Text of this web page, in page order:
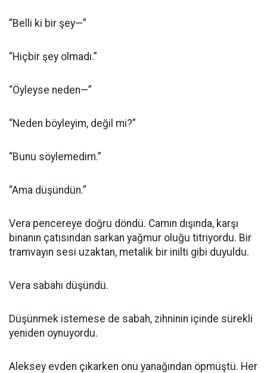
“Belli ki bir şey—”
“Hiçbir şey olmadı.”
“Öyleyse neden—”
“Neden böyleyim, değil mi?”
“Bunu söylemedim.”
“Ama düşündün.”
Vera pencereye doğru döndü. Camın dışında, karşı
binanın çatısından sarkan yağmur oluğu titriyordu. Bir
tramvayın sesi uzaktan, metalik bir inilti gibi duyuldu.
Vera sabahı düşündü.
Düşünmek istemese de sabah, zihninin içinde sürekli
yeniden oynuyordu.
Aleksey evden çıkarken onu yanağından öpmüştü. Her